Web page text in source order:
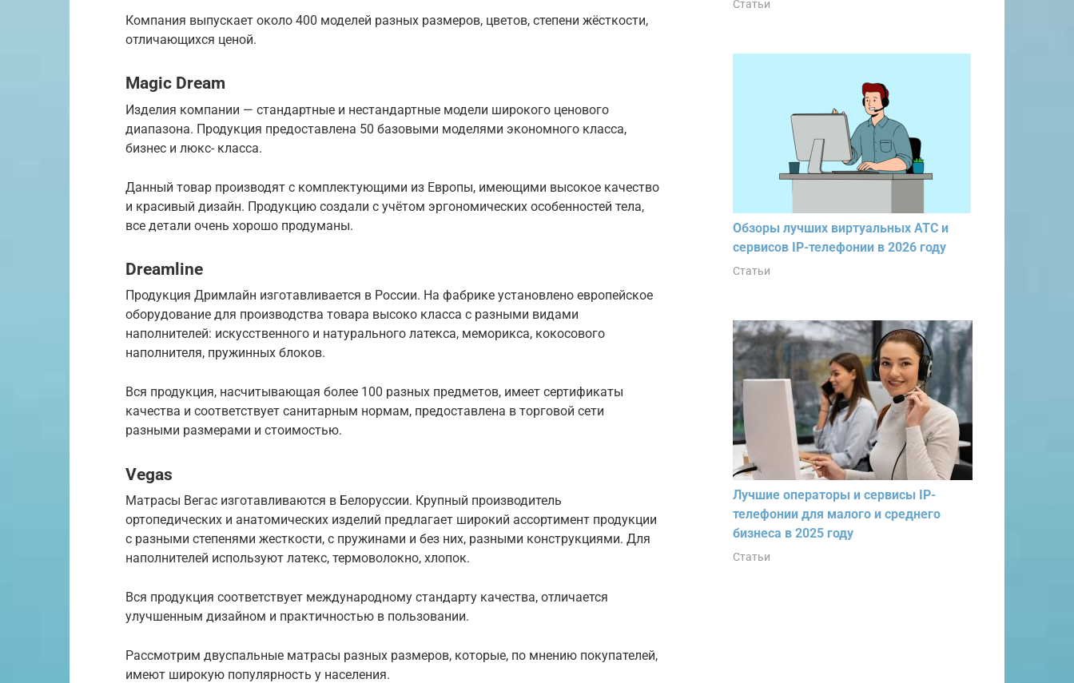
Компания выпускает около 400 моделей разных размеров, цветов, степени жёсткости,
отличающихся ценой.
Magic Dream
Изделия компании — стандартные и нестандартные модели широкого ценового
диапазона. Продукция предоставлена 50 базовыми моделями экономного класса,
бизнес и люкс- класса.
Данный товар производят с комплектующими из Европы, имеющими высокое качество
и красивый дизайн. Продукцию создали с учётом эргономических особенностей тела,
все детали очень хорошо продуманы.
Dreamline
Продукция Дримлайн изготавливается в России. На фабрике установлено европейское
оборудование для производства товара высоко класса с разными видами
наполнителей: искусственного и натурального латекса, меморикса, кокосового
наполнителя, пружинных блоков.
Вся продукция, насчитывающая более 100 разных предметов, имеет сертификаты
качества и соответствует санитарным нормам, предоставлена в торговой сети
разными размерами и стоимостью.
Vegas
Матрасы Вегас изготавливаются в Белоруссии. Крупный производитель
ортопедических и анатомических изделий предлагает широкий ассортимент продукции
с разными степенями жесткости, с пружинами и без них, разными конструкциями. Для
наполнителей используют латекс, термоволокно, хлопок.
Вся продукция соответствует международному стандарту качества, отличается
улучшенным дизайном и практичностью в пользовании.
Рассмотрим двуспальные матрасы разных размеров, которые, по мнению покупателей,
имеют широкую популярность у населения.
Статьи
Обзоры лучших виртуальных АТС и
сервисов IP-телефонии в 2026 году
Статьи
Лучшие операторы и сервисы IP-
телефонии для малого и среднего
бизнеса в 2025 году
Статьи